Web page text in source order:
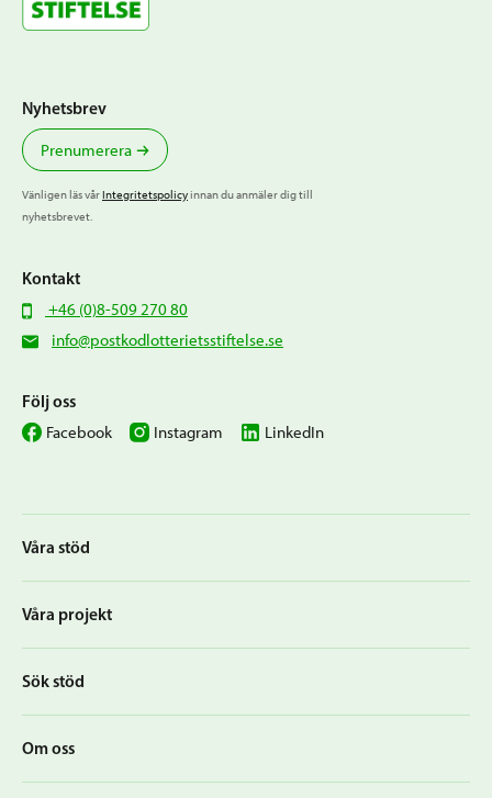
Våra stöd
Våra projekt
Sök stöd
Om oss
Nyhetsbrev
Prenumerera
Vänligen läs vårIntegritetspolicyinnan du anmäler dig till
nyhetsbrevet.
Kontakt
+46 (0)8-509 270 80
info@postkodlotterietsstiftelse.se
Följ oss
Facebook Instagram LinkedIn